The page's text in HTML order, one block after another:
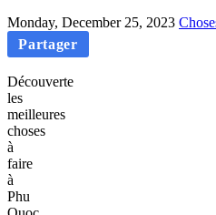
Monday, December 25, 2023
Partager
Découverte
les
meilleures
choses
à
faire
à
Phu